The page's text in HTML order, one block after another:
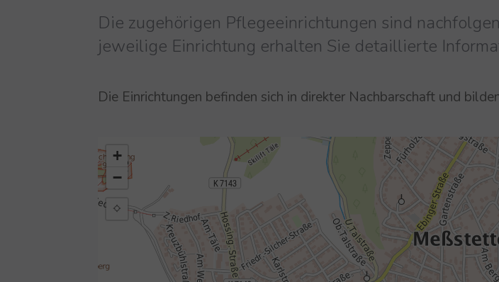
Die zugehörigen Pflegeeinrichtungen sind
jeweilige Einrichtung erhalten Sie detaillierte
Die Einrichtungen befinden sich in direkter Nachbarschaft und